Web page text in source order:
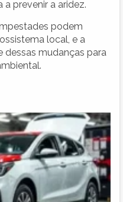
prevenir a aridez.
podem
local, e a
dessas mudanças para